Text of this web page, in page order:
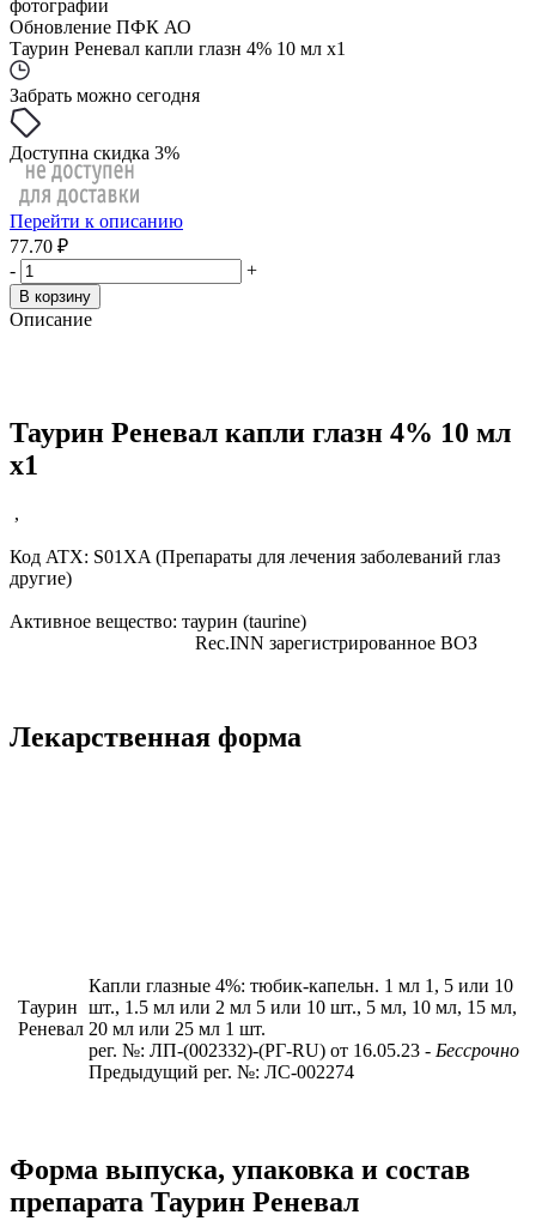
фотографии
Обновление ПФК АО
Таурин Реневал капли глазн 4% 10 мл x1
Забрать можно сегодня
Доступна скидка 3%
Перейти к описанию
77.70 ₽
-
+
В корзину
Описание
Таурин Реневал капли глазн 4% 10 мл
x1
,
Код ATX: S01XA (Препараты для лечения заболеваний глаз
другие)
Активное вещество: таурин (taurine)
Rec.INN зарегистрированное ВОЗ
Лекарственная форма
Таурин
Реневал
Капли глазные 4%: тюбик-капельн. 1 мл 1, 5 или 10
шт., 1.5 мл или 2 мл 5 или 10 шт., 5 мл, 10 мл, 15 мл,
20 мл или 25 мл 1 шт.
рег. №: ЛП-(002332)-(РГ-RU) от 16.05.23 - Бессрочно
Предыдущий рег. №: ЛС-002274
Форма выпуска, упаковка и состав
препарата Таурин Реневал